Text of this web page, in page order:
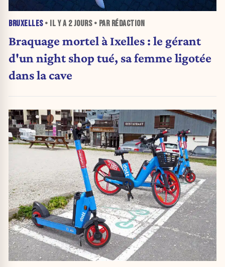
BRUXELLES• IL Y A 2 JOURS• PAR RÉDACTION
Braquage mortel à Ixelles : le gérant
d'un night shop tué, sa femme ligotée
dans la cave